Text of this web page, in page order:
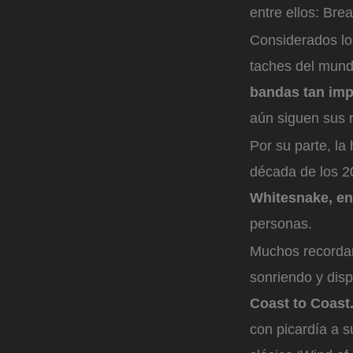
entre ellos:
Considerados
taches del
bandas tan
aún siguen sus
Por su parte, la
década de los
Whitesnake,
personas.
Muchos
sonriendo y
Coast to
con picardía a